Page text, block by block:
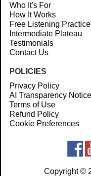
Who It's For
How It Works
Free Listening Practice
Intermediate Plateau
Testimonials
Contact Us
POLICIES
Privacy Policy
AI Transparency Notice
Terms of Use
Refund Policy
Cookie Preferences
Copyright ©